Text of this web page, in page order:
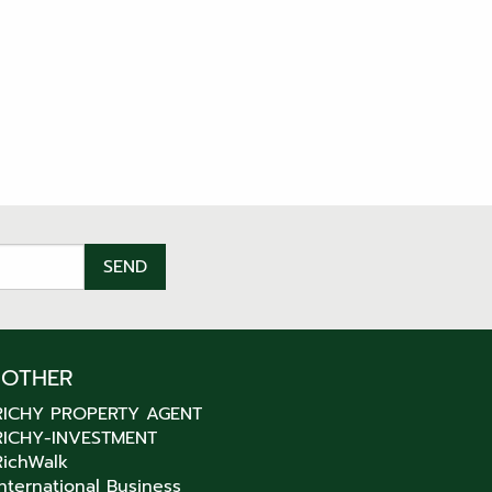
OTHER
PROPERTY AGENT
INVESTMENT
Business